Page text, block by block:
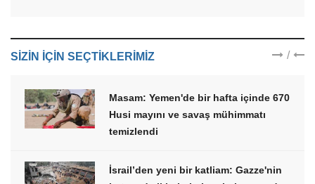
SIZIN IÇIN SEÇTIKLERIMIZ /
Masam: Yemen'de bir hafta içinde 670
Husi mayını ve savaş mühimmatı
temizlendi
İsrail’den yeni bir katliam: Gazze'nin